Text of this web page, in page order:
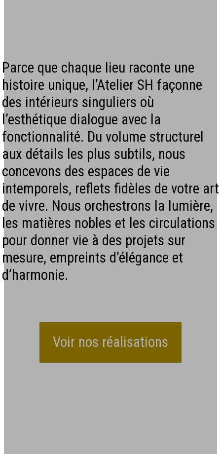
Parce que chaque lieu raconte une
histoire unique, l’Atelier SH façonne
des intérieurs singuliers où
l’esthétique dialogue avec la
fonctionnalité. Du volume structurel
aux détails les plus subtils, nous
concevons des espaces de vie
intemporels, reflets fidèles de votre art
de vivre. Nous orchestrons la lumière,
les matières nobles et les circulations
pour donner vie à des projets sur
mesure, empreints d’élégance et
d’harmonie.
Voir nos réalisations